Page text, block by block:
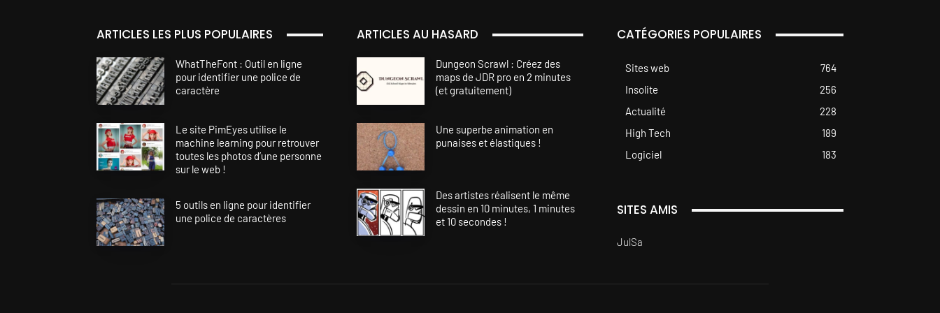
ARTICLES LES PLUS POPULAIRES
WhatTheFont : Outil en ligne
pour identifier une police de
caractère
Le site PimEyes utilise le
machine learning pour retrouver
toutes les photos d’une personne
sur le web !
5 outils en ligne pour identifier
une police de caractères
ARTICLES AU HASARD
Dungeon Scrawl : Créez des
maps de JDR pro en 2 minutes
(et gratuitement)
Une superbe animation en
punaises et élastiques !
Des artistes réalisent le même
dessin en 10 minutes, 1 minutes
et 10 secondes !
CATÉGORIES POPULAIRES
Sites web
764
Insolite
256
Actualité
228
High Tech
189
Logiciel
183
SITES AMIS
JulSa